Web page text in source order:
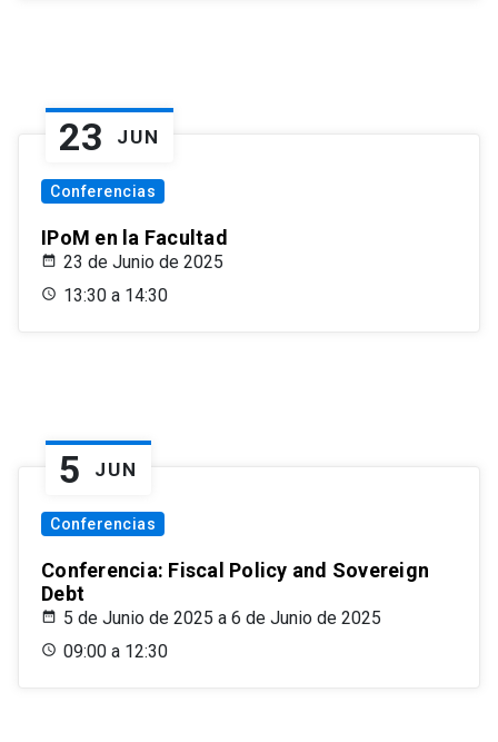
23 JUN
Conferencias
IPoM en la Facultad
23 de Junio de 2025
13:30 a 14:30
5 JUN
Conferencias
Conferencia: Fiscal Policy and Sovereign
Debt
5 de Junio de 2025 a 6 de Junio de 2025
09:00 a 12:30